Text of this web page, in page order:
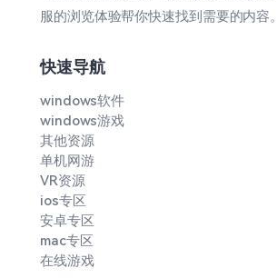
服的浏览体验帮你快速找到需要的内容。
快速导航
windows软件
windows游戏
其他资源
单机网游
VR资源
ios专区
安卓专区
mac专区
在线游戏